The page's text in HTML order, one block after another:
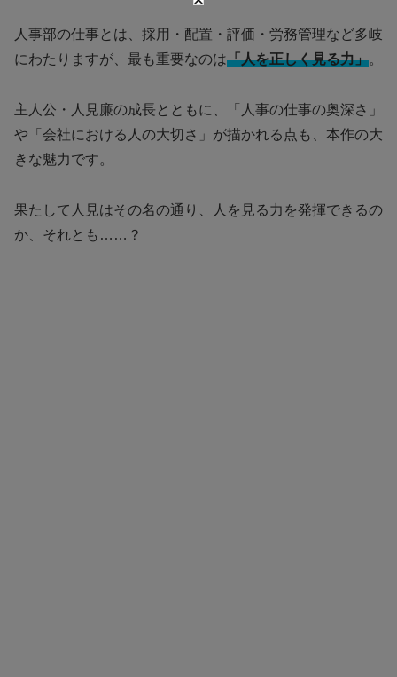
人事部の仕事とは、採用・配置・評価・労務管理など多岐
にわたりますが、最も重要なのは「人を正しく見る力」。
主人公・人見廉の成長とともに、「人事の仕事の奥深さ」
や「会社における人の大切さ」が描かれる点も、本作の大
きな魅力です。
果たして人見はその名の通り、人を見る力を発揮できるの
か、それとも……？